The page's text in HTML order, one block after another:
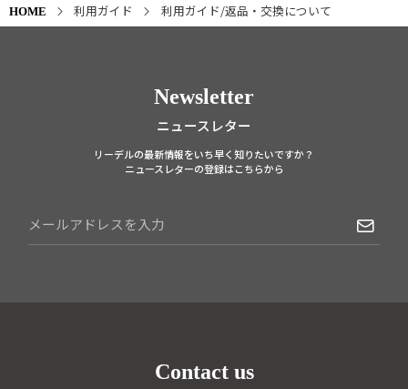
HOME 利用ガイド 利用ガイド/返品・交換について
Newsletter
ニュースレター
リーデルの最新情報をいち早く知りたいですか？
ニュースレターの登録はこちらから
Contact us